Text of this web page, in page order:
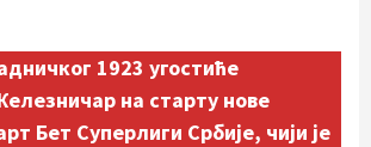
1923 угостиће
на старту нове
Бет Суперлиги Србије, чији је